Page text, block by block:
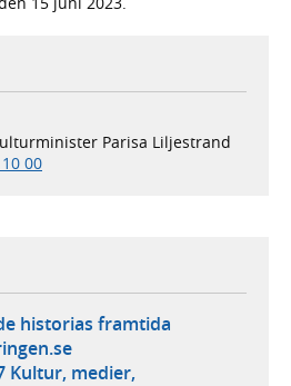
Parisa Liljestrand
00
historias framtida
Kultur, medier,